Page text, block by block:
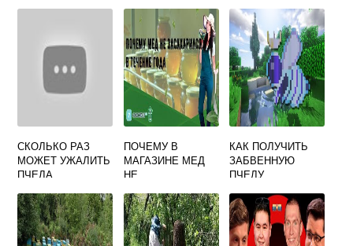
СКОЛЬКО РАЗ
МОЖЕТ УЖАЛИТЬ
ПЧЕЛА
ПОЧЕМУ В
МАГАЗИНЕ МЕД
НЕ
Я
КАК ПОЛУЧИТЬ
ЗАБВЕННУЮ
ПЧЕЛУ